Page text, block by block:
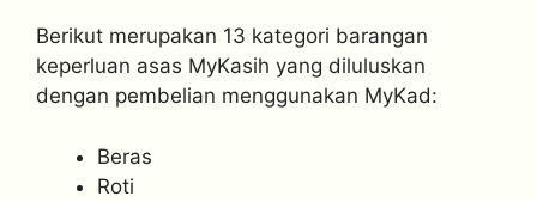
Berikut merupakan 13 kategori barangan
keperluan asas MyKasih yang diluluskan
dengan pembelian menggunakan MyKad:
Beras
Roti